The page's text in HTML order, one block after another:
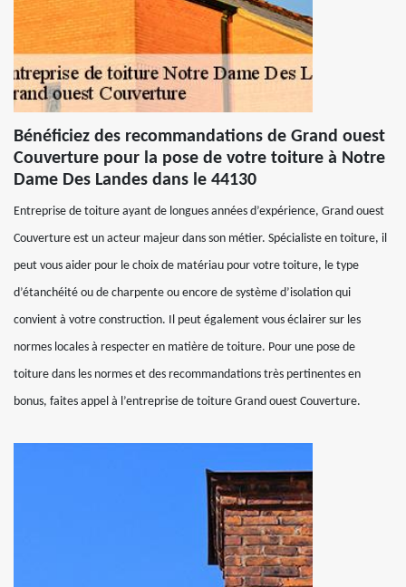
Bénéficiez des recommandations de Grand ouest
Couverture pour la pose de votre toiture à Notre
Dame Des Landes dans le 44130
Entreprise de toiture ayant de longues années d’expérience, Grand ouest
Couverture est un acteur majeur dans son métier. Spécialiste en toiture, il
peut vous aider pour le choix de matériau pour votre toiture, le type
d’étanchéité ou de charpente ou encore de système d’isolation qui
convient à votre construction. Il peut également vous éclairer sur les
normes locales à respecter en matière de toiture. Pour une pose de
toiture dans les normes et des recommandations très pertinentes en
bonus, faites appel à l’entreprise de toiture Grand ouest Couverture.